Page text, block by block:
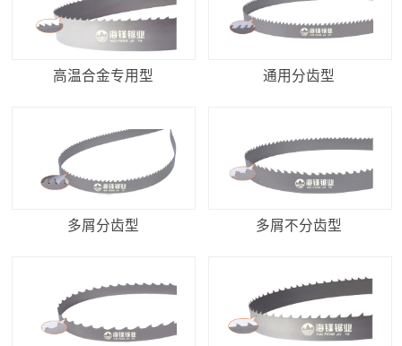
高温合金专用型 通用分齿型
多屑分齿型 多屑不分齿型